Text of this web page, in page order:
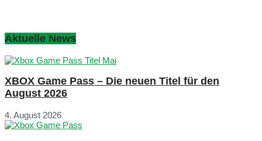
Aktuelle News
XBOX Game Pass – Die neuen Titel für den
August 2026
4. August 2026